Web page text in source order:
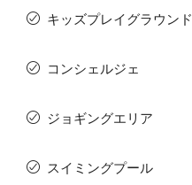
キッズプレイグラウンド
コンシェルジェ
ジョギングエリア
スイミングプール